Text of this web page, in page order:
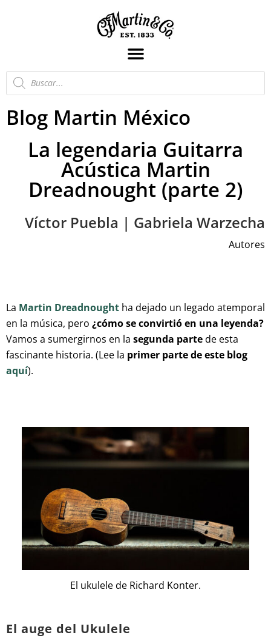
Blog Martin México
La legendaria Guitarra
Acústica Martin
Dreadnought (parte 2)
Víctor Puebla | Gabriela Warzecha
Autores
La Martin Dreadnought ha dejado un legado atemporal
en la música, pero ¿cómo se convirtió en una leyenda?
Vamos a sumergirnos en la segunda partede esta
fascinante historia. (Lee la primer parte de este blog
aquí).
El ukulele de Richard Konter.
El auge del Ukulele